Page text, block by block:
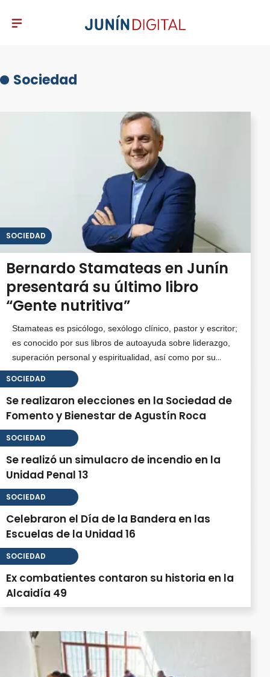
Sociedad
SOCIEDAD
Bernardo Stamateas en Junín
presentará su último libro
“Gente nutritiva”
Stamateas es psicólogo, sexólogo clínico, pastor y escritor;
es conocido por sus libros de autoayuda sobre liderazgo,
superación personal y espiritualidad, así como por su
trabajo como terapeuta familiar y conferencista
internacional.
SOCIEDAD
Se realizaron elecciones en la Sociedad de
Fomento y Bienestar de Agustín Roca
SOCIEDAD
Se realizó un simulacro de incendio en la
Unidad Penal 13
SOCIEDAD
Celebraron el Día de la Bandera en las
Escuelas de la Unidad 16
SOCIEDAD
Ex combatientes contaron su historia en la
Alcaidía 49